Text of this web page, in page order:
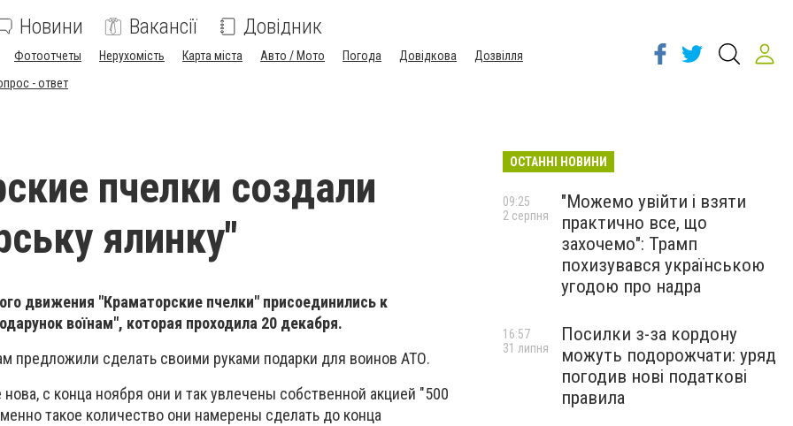
Новини Вакансії Довідник
Фотоотчеты Нерухомість Карта міста Авто / Мото Погода Довідкова
Дозвілля
- ответ
пчелки создали
ялинку"
движения "Краматорские пчелки" присоединились к
воїнам", которая проходила 20 декабря.
предложили сделать своими руками подарки для воинов АТО.
с конца ноября они и так увлечены собственной акцией "500
такое количество они намерены сделать до конца
ОСТАННІ НОВИНИ
"Можемо увійти і взяти
практично все, що
захочемо": Трамп
похизувався українською
угодою про надра
09:25
2 серпня
Посилки з-за кордону
можуть подорожчати: уряд
погодив нові податкові
правила
16:57
31 липня